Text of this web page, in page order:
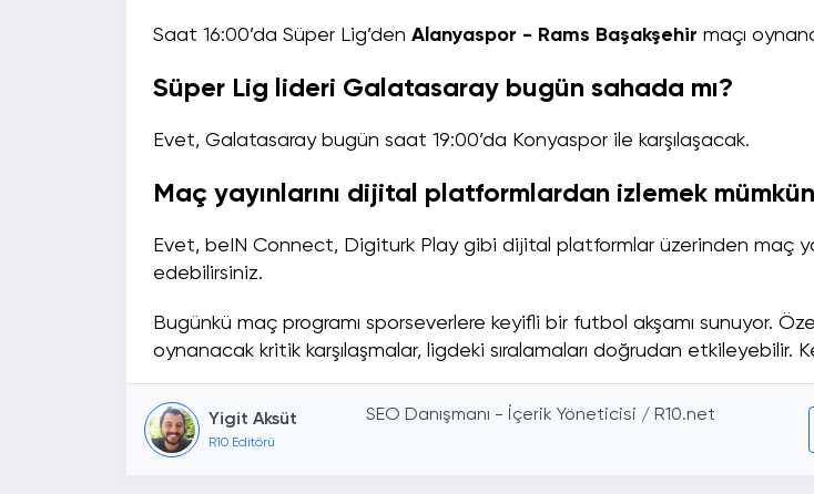
Saat 16:00’da Süper Lig’den Alanyaspor - Rams Başakşehir maçı
Süper Lig lideri Galatasaray bugün sahada mı?
Evet, Galatasaray bugün saat 19:00’da Konyaspor ile karşılaşacak.
Maç yayınlarını dijital platformlardan izlemek
Evet, beIN Connect, Digiturk Play gibi dijital platformlar üzerinden maç
edebilirsiniz.
Bugünkü maç programı sporseverlere keyifli bir futbol akşamı sunuyor.
oynanacak kritik karşılaşmalar, ligdeki sıralamaları doğrudan etkileyebilir.
Yigit Aksüt
R10 Editörü
SEO Danışmanı - İçerik Yöneticisi / R10.net